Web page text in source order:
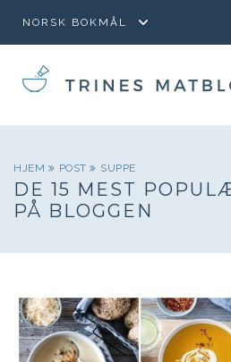
HJEM POST SUPPE
DE 15 MEST
PÅ BLOGGEN